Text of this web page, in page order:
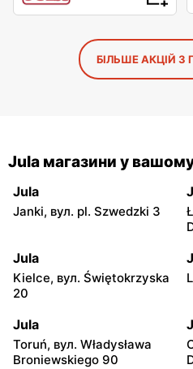
БІЛЬШЕ АКЦІЙ З
Jula магазини у вашому
Jula
Janki, вул. pl. Szwedzki 3
Jula
Kielce, вул. Świętokrzyska
20
Jula
Toruń, вул. Władysława
Broniewskiego 90